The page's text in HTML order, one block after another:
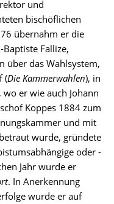
und
bischöflichen
übernahm er die
Fallize,
über das Wahlsystem,
(Die Kammerwahlen), in
er wie auch Johann
Koppes 1884 zum
und mit
wurde, gründete
oder -
Jahr wurde er
. In Anerkennung
wurde er auf